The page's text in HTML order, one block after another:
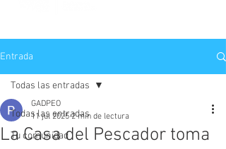
Entrada
Todas las entradas
Tu comunidad
Todas las entradas
La Casa del Pescador toma
GADPEO
11 jul 2025 2 min de lectura